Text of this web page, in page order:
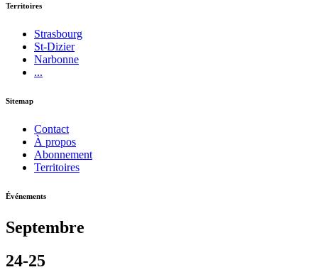
Territoires
Strasbourg
St-Dizier
Narbonne
...
Sitemap
Contact
À propos
Abonnement
Territoires
Événements
Septembre
24-25